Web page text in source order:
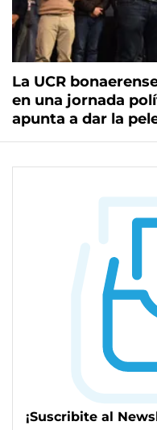
La UCR
en una jornada
apunta a dar la
¡Suscribite al